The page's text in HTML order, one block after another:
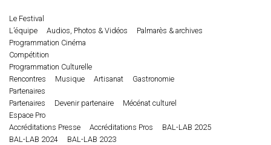
Le Festival
L’équipe
Audios, Photos & Vidéos
Palmarès & archives
Programmation Cinéma
Compétition
Programmation Culturelle
Rencontres
Musique Artisanat
Gastronomie
Partenaires
Partenaires
Devenir partenaire
Mécénat culturel
Espace Pro
Accréditations Presse
Accréditations Pros
BAL-LAB 2025
BAL-LAB 2024
BAL-LAB 2023